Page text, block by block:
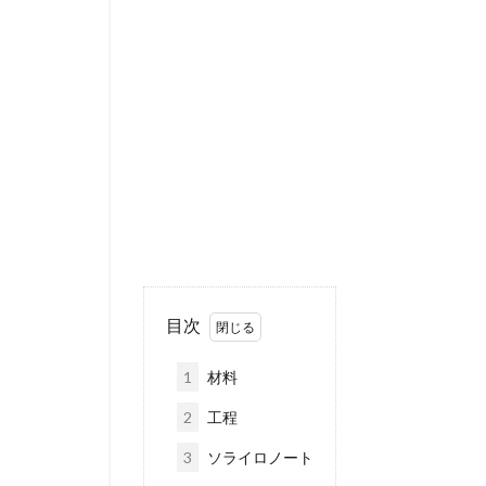
目次
1 材料
2 工程
3 ソライロノート